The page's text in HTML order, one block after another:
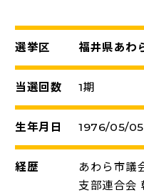
選挙区 福井県あわ
当選回数 1期
生年月日 1976/05/05
経歴
あわら市議
支部連合会